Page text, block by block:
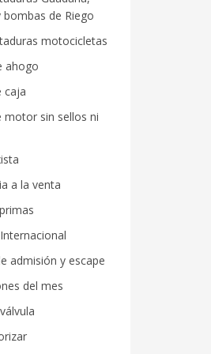
de Riego
motocicletas
ahogo
caja
motor sin sellos ni
a la venta
admisión y escape
del mes